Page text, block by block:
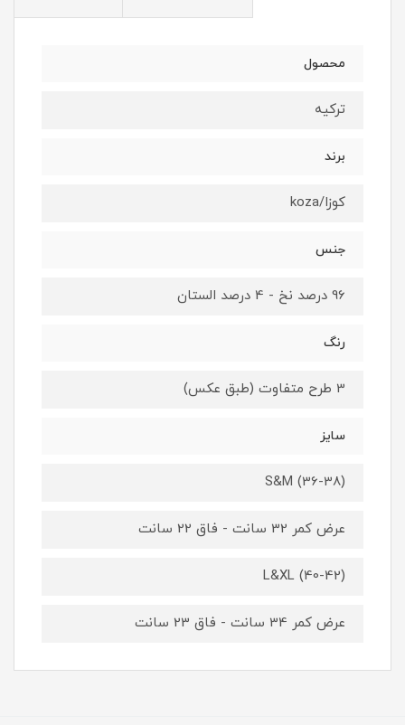
محصول
ترکیه
برند
کوزا/koza
جنس
96 درصد نخ - 4 درصد الستان
رنگ
3 طرح متفاوت (طبق عکس)
سایز
S&M (36-38)
عرض کمر 32 سانت - فاق 22 سانت
L&XL (40-42)
عرض کمر 34 سانت - فاق 23 سانت